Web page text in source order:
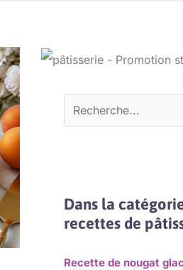
Dans la
recettes de
Recette de nougat